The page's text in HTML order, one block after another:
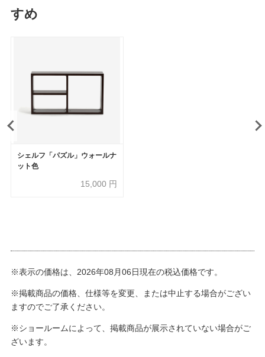
すめ
シェルフ「パズル」ウォールナ
ット色
15,000 円
※表示の価格は、2026年08月06日現在の税込価格です。
※掲載商品の価格、仕様等を変更、または中止する場合がござい
ますのでご了承ください。
※ショールームによって、掲載商品が展示されていない場合がご
ざいます。